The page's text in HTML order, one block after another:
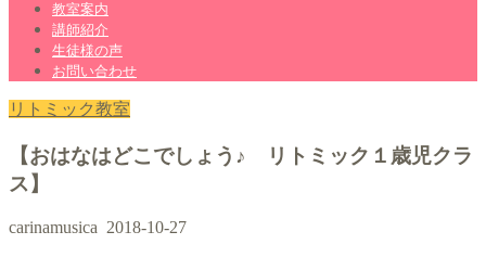
教室案内
講師紹介
生徒様の声
お問い合わせ
リトミック教室
【おはなはどこでしょう♪ リトミック１歳児クラ
ス】
carinamusica 2018-10-27